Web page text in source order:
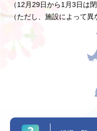
（12月29日から1月3日は閉
（ただし、施設によって異